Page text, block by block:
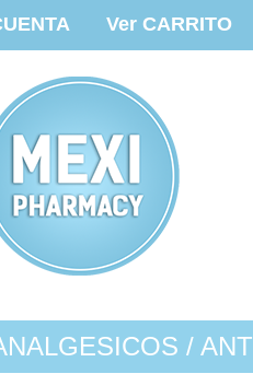
Ver CARRITO
/